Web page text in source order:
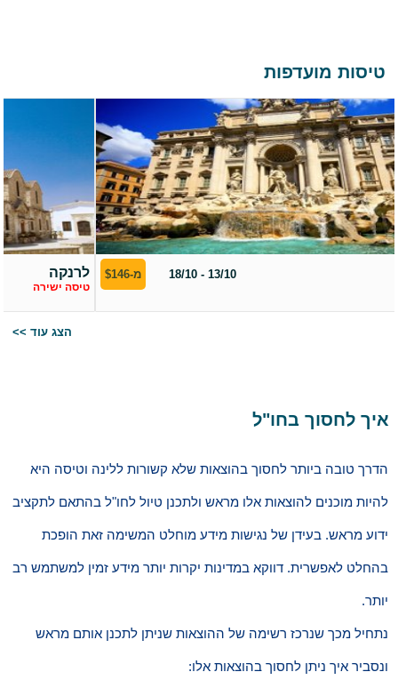
טיסות מועדפות
13/10 - 18/10 מ-$146
<< הצג עוד
איך לחסוך בחו"ל
הדרך טובה ביותר לחסוך בהוצאות שלא קשורות ללינה וטיסה היא
להיות מוכנים להוצאות אלו מראש ולתכנן טיול לחו"ל בהתאם לתקציב
ידוע מראש. בעידן של נגישות מידע מוחלט המשימה זאת הופכת
בהחלט לאפשרית. דווקא במדינות יקרות יותר מידע זמין למשתמש רב
יותר.
נתחיל מכך שנרכז רשימה של ההוצאות שניתן לתכנן אותם מראש
ונסביר איך ניתן לחסוך בהוצאות אלו: